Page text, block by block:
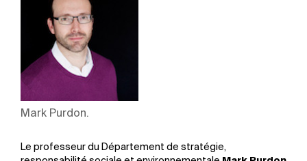
Mark Purdon.
Le professeur du Département de stratégie,